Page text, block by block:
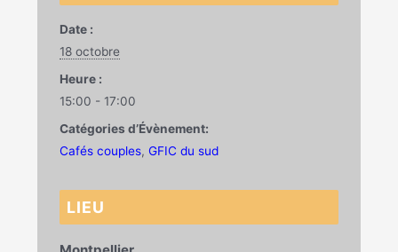
Date :
18 octobre
Heure :
15:00 - 17:00
Catégories d’Évènement:
Cafés couples,GFIC du sud
LIEU